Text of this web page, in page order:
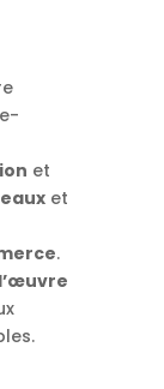
et
et
.